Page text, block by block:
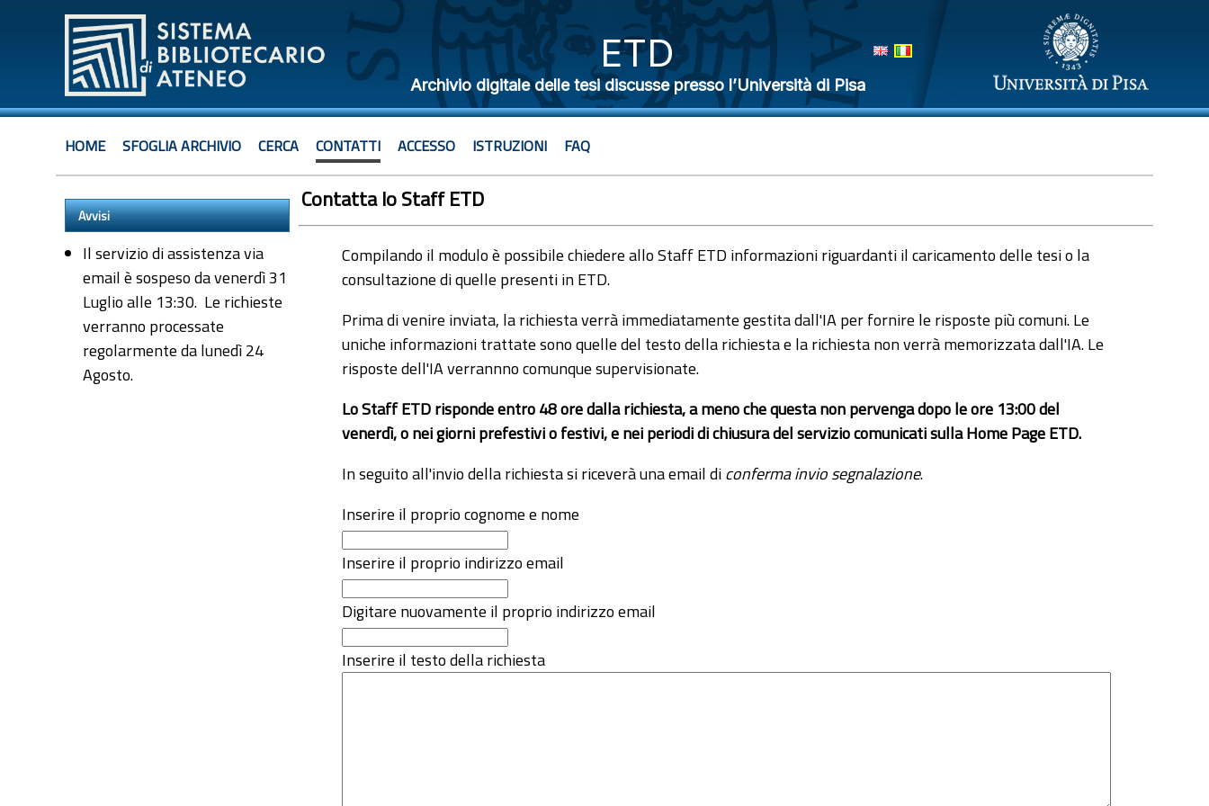
ETD
Archivio digitale delle tesi discusse presso l’Università di Pisa
HOME SFOGLIA ARCHIVIO CERCA CONTATTI ACCESSO ISTRUZIONI FAQ
Avvisi
Il servizio di assistenza via
email è sospeso da venerdì 31
Luglio alle 13:30. Le richieste
verranno processate
regolarmente da lunedì 24
Agosto.
Contatta lo Staff ETD
Compilando il modulo è possibile chiedere allo Staff ETD informazioni riguardanti il caricamento delle tesi o la
consultazione di quelle presenti in ETD.
Prima di venire inviata, la richiesta verrà immediatamente gestita dall'IA per fornire le risposte più comuni. Le
uniche informazioni trattate sono quelle del testo della richiesta e la richiesta non verrà memorizzata dall'IA. Le
risposte dell'IA verrannno comunque supervisionate.
Lo Staff ETD risponde entro 48 ore dalla richiesta, a meno che questa non pervenga dopo le ore 13:00 del
venerdì, o nei giorni prefestivi o festivi, e nei periodi di chiusura del servizio comunicati sulla Home Page ETD.
In seguito all'invio della richiesta si riceverà una email diconferma invio segnalazione.
Inserire il proprio cognome e nome
Inserire il proprio indirizzo email
Digitare nuovamente il proprio indirizzo email
Inserire il testo della richiesta